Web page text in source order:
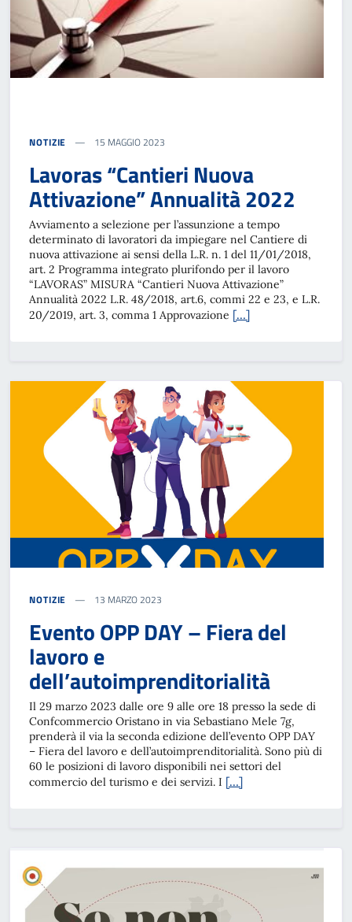
NOTIZIE 15 MAGGIO 2023
Lavoras “Cantieri Nuova
Attivazione” Annualità 2022
Avviamento a selezione per l’assunzione a tempo
determinato di lavoratori da impiegare nel Cantiere di
nuova attivazione ai sensi della L.R. n. 1 del 11/01/2018,
art. 2 Programma integrato plurifondo per il lavoro
“LAVORAS” MISURA “Cantieri Nuova Attivazione”
Annualità 2022 L.R. 48/2018, art.6, commi 22 e 23, e L.R.
20/2019, art. 3, comma 1 Approvazione […]
NOTIZIE 13 MARZO 2023
Evento OPP DAY – Fiera del
lavoro e
dell’autoimprenditorialità
Il 29 marzo 2023 dalle ore 9 alle ore 18 presso la sede di
Confcommercio Oristano in via Sebastiano Mele 7g,
prenderà il via la seconda edizione dell’evento OPP DAY
– Fiera del lavoro e dell’autoimprenditorialità. Sono più di
60 le posizioni di lavoro disponibili nei settori del
commercio del turismo e dei servizi. I […]